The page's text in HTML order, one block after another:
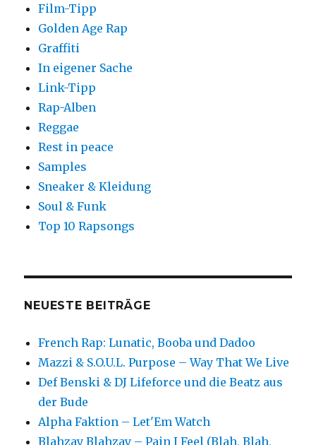
Film-Tipp
Golden Age Rap
Graffiti
In eigener Sache
Link-Tipp
Rap-Alben
Reggae
Rest in peace
Samples
Sneaker & Kleidung
Soul & Funk
Top 10 Rapsongs
NEUESTE BEITRÄGE
French Rap: Lunatic, Booba und Dadoo
Mazzi & S.O.U.L. Purpose – Way That We Live
Def Benski & DJ Lifeforce und die Beatz aus
der Bude
Alpha Faktion – Let'Em Watch
Blahzay Blahzay – Pain I Feel (Blah, Blah,